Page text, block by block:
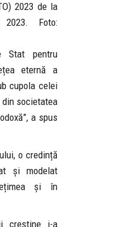
2023 de la
Foto:
Stat pentru
eternă a
cupola celei
societatea
a spus
o credință
și modelat
și în
creștine i-a